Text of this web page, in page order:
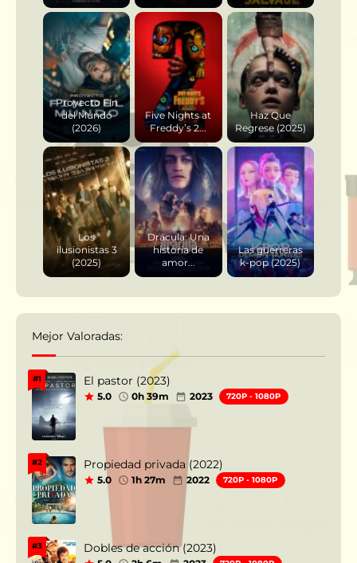
Proyecto Fin
del Mundo
(2026)
Five Nights at
Freddy’s 2...
Haz Que
Regrese (2025)
Los
ilusionistas 3
(2025)
Drácula: Una
historia de
amor...
Las guerreras
k-pop (2025)
Mejor Valoradas:
#1 El pastor (2023)
5.0 0h 39m 2023 720P - 1080P
#2 Propiedad privada (2022)
5.0 1h 27m 2022 720P - 1080P
#3 Dobles de acción (2023)